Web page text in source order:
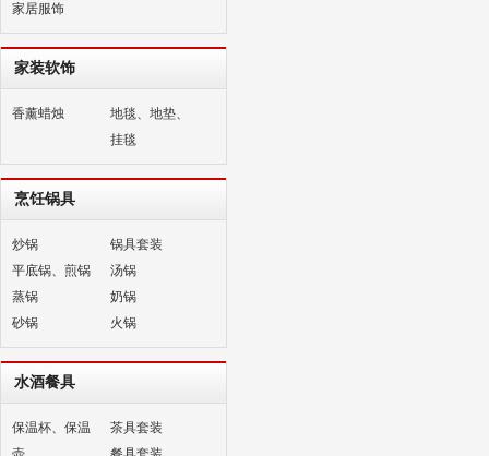
家居服饰
家装软饰
香薰蜡烛
地毯、地垫、
挂毯
烹饪锅具
炒锅
锅具套装
平底锅、煎锅
汤锅
蒸锅
奶锅
砂锅
火锅
水酒餐具
保温杯、保温
茶具套装